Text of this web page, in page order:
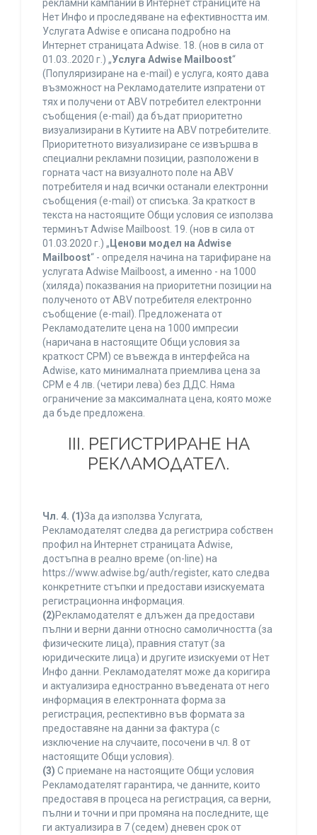
рекламни кампании в Интернет страниците на
Нет Инфо и проследяване на ефективността им.
Услугата Adwise е описана подробно на
Интернет страницата Adwise. 18. (нов в сила от
01.03..2020 г.) „Услуга Adwise Mailboost“
(Популяризиране на e-mail) е услуга, която дава
възможност на Рекламодателите изпратени от
тях и получени от ABV потребител електронни
съобщения (e-mail) да бъдат приоритетно
визуализирани в Кутиите на ABV потребителите.
Приоритетното визуализиране се извършва в
специални рекламни позиции, разположени в
горната част на визуалното поле на ABV
потребителя и над всички останали електронни
съобщения (e-mail) от списъка. За краткост в
текста на настоящите Общи условия се използва
терминът Adwise Mailboost. 19. (нов в сила от
01.03.2020 г.) „ Ценови модел на Adwise
Mailboost“ - определя начина на тарифиране на
услугата Adwise Mailboost, а именно - на 1000
(хиляда) показвания на приоритетни позиции на
полученото от ABV потребителя електронно
съобщение (e-mail). Предложената от
Рекламодателите цена на 1000 импресии
(наричана в настоящите Общи условия за
краткост CPM) се въвежда в интерфейса на
Adwise, като минималната приемлива цена за
CPM е 4 лв. (четири лева) без ДДС. Няма
ограничение за максималната цена, която може
да бъде предложена.
ІІІ. РЕГИСТРИРАНЕ НА
РЕКЛАМОДАТЕЛ.
Чл. 4. (1)За да използва Услугата,
Рекламодателят следва да регистрира собствен
профил на Интернет страницата Adwise,
достъпна в реално време (on-line) на
https://www.adwise.bg/auth/register, като следва
конкретните стъпки и предостави изискуемата
регистрационна информация.
(2)Рекламодателят е длъжен да предостави
пълни и верни данни относно самоличността (за
физическите лица), правния статут (за
юридическите лица) и другите изискуеми от Нет
Инфо данни. Рекламодателят може да коригира
и актуализира едностранно въведената от него
информация в електронната форма за
регистрация, респективно във формата за
предоставяне на данни за фактура (с
изключение на случаите, посочени в чл. 8 от
настоящите Общи условия).
(3) С приемане на настоящите Общи условия
Рекламодателят гарантира, че данните, които
предоставя в процеса на регистрация, са верни,
пълни и точни и при промяна на последните, ще
ги актуализира в 7 (седем) дневен срок от